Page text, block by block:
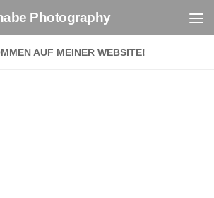
Photography
AUF MEINER WEBSITE!